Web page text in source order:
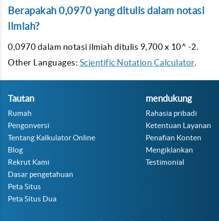
Berapakah 0,0970 yang ditulis dalam notasi
ilmiah?
0,0970 dalam notasi ilmiah ditulis 9,700 x 10^ -2.
Other Languages: Scientific Notation Calculator.
Tautan
Rumah
Pengonversi
Tentang Kalkulator Online
Blog
Rekrut Kami
Dasar pengetahuan
Peta Situs
Peta Situs Dua
mendukung
Rahasia pribadi
Ketentuan Layanan
Penafian Konten
Mengiklankan
Testimonial